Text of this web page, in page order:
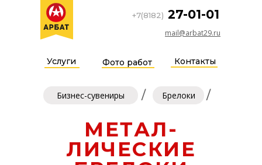
Услуги Фото работ Контакты
mail@arbat29.ru
27-01-01
+7(8182)
/ /
Бизнес-сувениры Брелоки
МЕТАЛ-
ЛИЧЕСКИЕ